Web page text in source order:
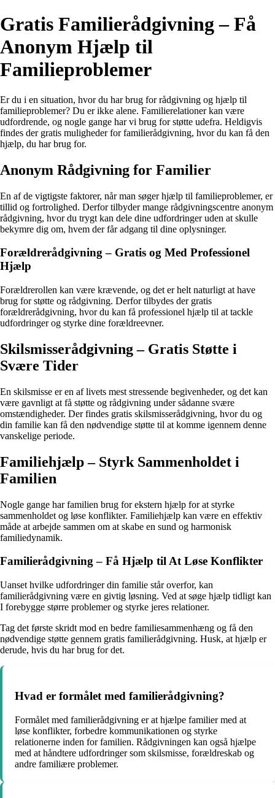
Gratis Familierådgivning – Få
Anonym Hjælp til
Familieproblemer
Er du i en situation, hvor du har brug for rådgivning og hjælp til
familieproblemer? Du er ikke alene. Familierelationer kan være
udfordrende, og nogle gange har vi brug for støtte udefra. Heldigvis
findes der gratis muligheder for familierådgivning, hvor du kan få den
hjælp, du har brug for.
Anonym Rådgivning for Familier
En af de vigtigste faktorer, når man søger hjælp til familieproblemer, er
tillid og fortrolighed. Derfor tilbyder mange rådgivningscentre anonym
rådgivning, hvor du trygt kan dele dine udfordringer uden at skulle
bekymre dig om, hvem der får adgang til dine oplysninger.
Forældrerådgivning – Gratis og Med Professionel
Hjælp
Forældrerollen kan være krævende, og det er helt naturligt at have
brug for støtte og rådgivning. Derfor tilbydes der gratis
forældrerådgivning, hvor du kan få professionel hjælp til at tackle
udfordringer og styrke dine forældreevner.
Skilsmisserådgivning – Gratis Støtte i
Svære Tider
En skilsmisse er en af livets mest stressende begivenheder, og det kan
være gavnligt at få støtte og rådgivning under sådanne svære
omstændigheder. Der findes gratis skilsmisserådgivning, hvor du og
din familie kan få den nødvendige støtte til at komme igennem denne
vanskelige periode.
Familiehjælp – Styrk Sammenholdet i
Familien
Nogle gange har familien brug for ekstern hjælp for at styrke
sammenholdet og løse konflikter. Familiehjælp kan være en effektiv
måde at arbejde sammen om at skabe en sund og harmonisk
familiedynamik.
Familierådgivning – Få Hjælp til At Løse Konflikter
Uanset hvilke udfordringer din familie står overfor, kan
familierådgivning være en givtig løsning. Ved at søge hjælp tidligt kan
I forebygge større problemer og styrke jeres relationer.
Tag det første skridt mod en bedre familiesammenhæng og få den
nødvendige støtte gennem gratis familierådgivning. Husk, at hjælp er
derude, hvis du har brug for det.
Hvad er formålet med familierådgivning?
Formålet med familierådgivning er at hjælpe familier med at
løse konflikter, forbedre kommunikationen og styrke
relationerne inden for familien. Rådgivningen kan også hjælpe
med at håndtere udfordringer som skilsmisse, forældreskab og
andre familiære problemer.